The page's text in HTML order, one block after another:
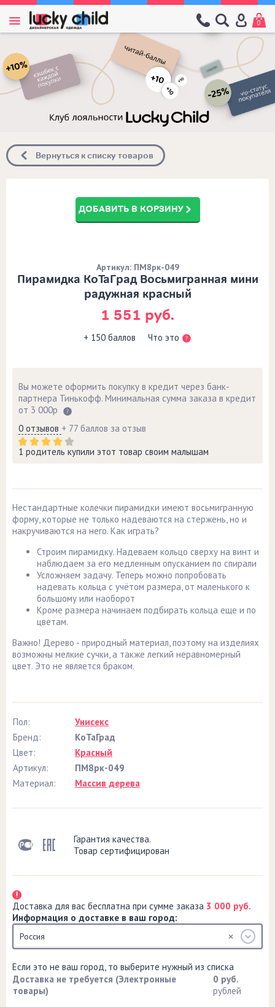
0
Вернуться к списку товаров
ДОБАВИТЬ В КОРЗИНУ
1 551 руб.
Пирамидка КоТаГрад Восьмигранная мини
радужная красный
Артикул: ПМ8рк-049
+ 150 баллов Что это
Вы можете оформить покупку в кредит через банк-
партнера Тинькофф. Минимальная сумма заказа в кредит
от 3 000р
0 отзывов + 77 баллов за отзыв
1 родитель купили этот товар своим малышам
Нестандартные колечки пирамидки имеют восьмигранную
форму, которые не только надеваются на стержень, но и
накручиваются на него. Как играть?
Строим пирамидку. Надеваем кольцо сверху на винт и
наблюдаем за его медленным опусканием по спирали
Усложняем задачу. Теперь можно попробовать
надевать кольца с учётом размера, от маленького к
большому или наоборот
Кроме размера начинаем подбирать кольца еще и по
цветам.
Важно! Дерево - природный материал, поэтому на изделиях
возможны мелкие сучки, а также легкий неравномерный
цвет. Это не является браком.
Пол:
Унисекс
Бренд:
КоТаГрад
Цвет:
Красный
Артикул:
ПМ8рк-049
Материал:
Массив дерева
Гарантия качества.
Товар сертифицирован
Доставка для вас бесплатна при сумме заказа 3 000 руб.
Информация о доставке в ваш город:
Россия
Если это не ваш город, то выберите нужный из списка
Доставка не требуется (Электронные
товары)
0 руб.
рублей